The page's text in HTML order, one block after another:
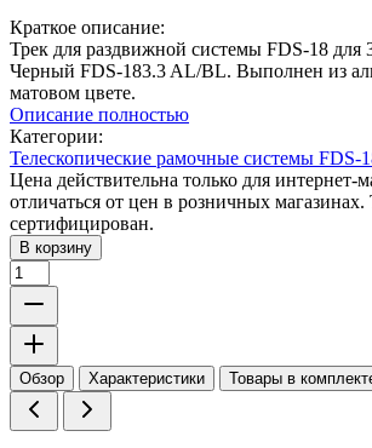
Краткое описание:
Трек для раздвижной системы FDS-18 для
Черный FDS-183.3 AL/BL. Выполнен из
матовом цвете.
Описание полностью
Категории:
Телескопические рамочные системы FDS-
Цена действительна только для интернет-
отличаться от цен в розничных магазинах.
сертифицирован.
В корзину
Обзор Характеристики Товары в